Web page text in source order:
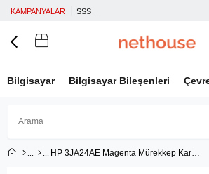
KAMPANYALAR SSS
Bilgisayar Bilgisayar Bileşenleri
Üye Ol Facebook
HP 3JA24AE Magenta Mürekkep Kartuş (963)